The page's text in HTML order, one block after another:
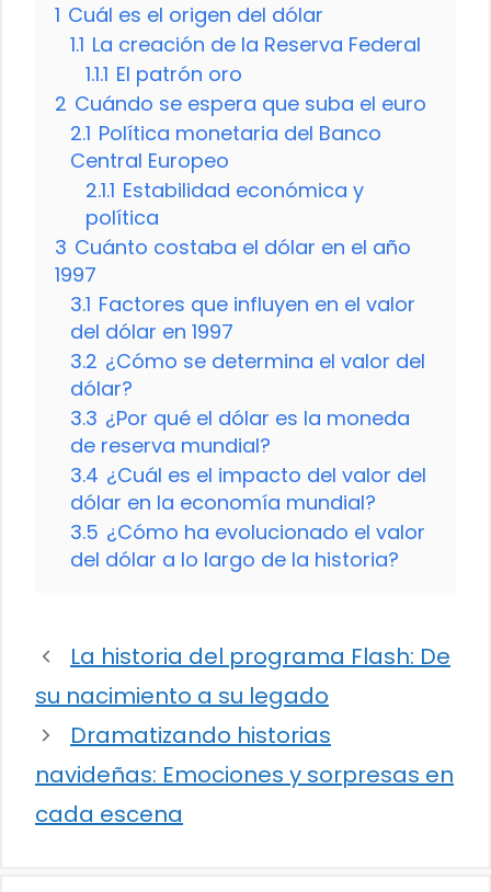
1 Cuál es el origen del dólar
1.1 La creación de la Reserva Federal
1.1.1 El patrón oro
2 Cuándo se espera que suba el euro
2.1 Política monetaria del Banco
Central Europeo
2.1.1 Estabilidad económica y
política
3 Cuánto costaba el dólar en el año
1997
3.1 Factores que influyen en el valor
del dólar en 1997
3.2 ¿Cómo se determina el valor del
dólar?
3.3 ¿Por qué el dólar es la moneda
de reserva mundial?
3.4 ¿Cuál es el impacto del valor del
dólar en la economía mundial?
3.5 ¿Cómo ha evolucionado el valor
del dólar a lo largo de la historia?
La historia del programa Flash: De
su nacimiento a su legado
Dramatizando historias
navideñas: Emociones y sorpresas en
cada escena